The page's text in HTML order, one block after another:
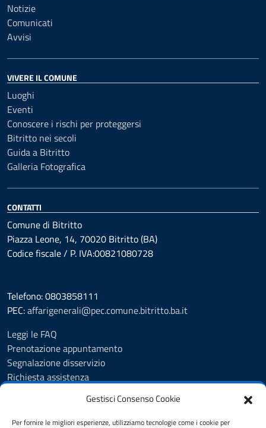
Gestisci Consenso Cookie
Per fornire le migliori esperienze, utilizziamo tecnologie come i cookie per
Notizie
Comunicati
Avvisi
VIVERE IL COMUNE
Luoghi
Eventi
Conoscere i rischi per proteggersi
Bitritto nei secoli
Guida a Bitritto
Galleria Fotografica
CONTATTI
Comune di Bitritto
Piazza Leone, 14, 70020 Bitritto (BA)
Codice fiscale / P. IVA:00821080728
Telefono: 0803858111
PEC:affarigenerali@pec.comune.bitritto.ba.it
Leggi le FAQ
Prenotazione appuntamento
Segnalazione disservizio
Richiesta assistenza
Amministrazione trasparente